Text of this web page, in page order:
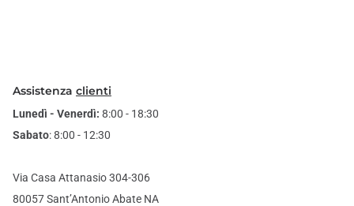
Assistenza clienti
Lunedì - Venerdì: 8:00 - 18:30
Sabato: 8:00 - 12:30
Via Casa Attanasio 304-306
80057 Sant’Antonio Abate NA